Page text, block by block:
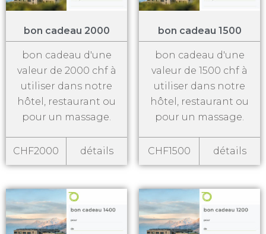
bon cadeau 2000
bon cadeau d'une
valeur de 2000 chf à
utiliser dans notre
hôtel, restaurant ou
pour un massage.
CHF2000 détails
bon cadeau 1500
bon cadeau d'une
valeur de 1500 chf à
utiliser dans notre
hôtel, restaurant ou
pour un massage.
CHF1500 détails